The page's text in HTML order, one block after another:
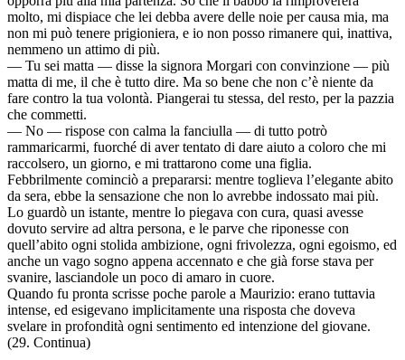
molto, mi dispiace che lei debba avere delle noie per causa mia, ma
non mi può tenere prigioniera, e io non posso rimanere qui, inattiva,
nemmeno un attimo di più.
— Tu sei matta — disse la signora Morgari con convinzione — più
matta di me, il che è tutto dire. Ma so bene che non c’è niente da
fare contro la tua volontà. Piangerai tu stessa, del resto, per la pazzia
che commetti.
— No — rispose con calma la fanciulla — di tutto potrò
rammaricarmi, fuorché di aver tentato di dare aiuto a coloro che mi
raccolsero, un giorno, e mi trattarono come una figlia.
Febbrilmente cominciò a prepararsi: mentre toglieva l’elegante abito
da sera, ebbe la sensazione che non lo avrebbe indossato mai più.
Lo guardò un istante, mentre lo piegava con cura, quasi avesse
dovuto servire ad altra persona, e le parve che riponesse con
quell’abito ogni stolida ambizione, ogni frivolezza, ogni egoismo, ed
anche un vago sogno appena accennato e che già forse stava per
svanire, lasciandole un poco di amaro in cuore.
Quando fu pronta scrisse poche parole a Maurizio: erano tuttavia
intense, ed esigevano implicitamente una risposta che doveva
svelare in profondità ogni sentimento ed intenzione del giovane.
(29. Continua)